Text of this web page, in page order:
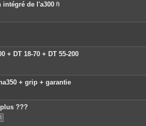
de l'a300
è
j
o
i
e
s
+ DT 18-70 + DT 55-200
+ grip + garantie
???